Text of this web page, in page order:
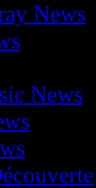
News
News